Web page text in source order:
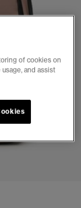
7
of cookies on
and assist